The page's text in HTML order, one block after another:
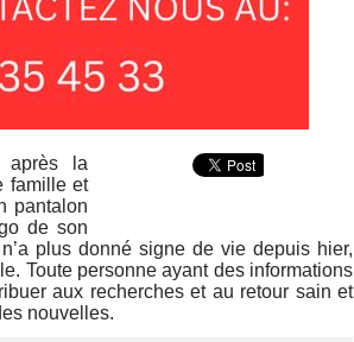
après la
famille et
pantalon
de son
plus donné signe de vie depuis hier,
Toute personne ayant des informations
aux recherches et au retour sain et
nouvelles.